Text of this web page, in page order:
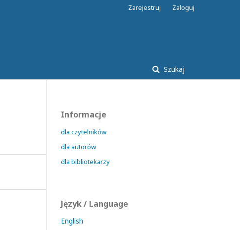
Szukaj
Zarejestruj Zaloguj
Informacje
dla czytelników
dla autorów
dla bibliotekarzy
Język / Language
English